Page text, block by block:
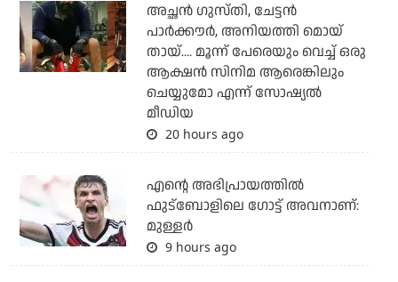
അച്ഛന്‍ ഗുസ്തി, ചേട്ടന്‍
പാര്‍ക്കൗര്‍, അനിയത്തി മൊയ്
തായ്.... മൂന്ന് പേരെയും വെച്ച് ഒരു
ആക്ഷന്‍ സിനിമ ആരെങ്കിലും
ചെയ്യുമോ എന്ന് സോഷ്യല്‍
മീഡിയ
20 hours ago
എന്റെ അഭിപ്രായത്തില്‍
ഫുട്‌ബോളിലെ ഗോട്ട് അവനാണ്:
മുള്ളര്‍
9 hours ago